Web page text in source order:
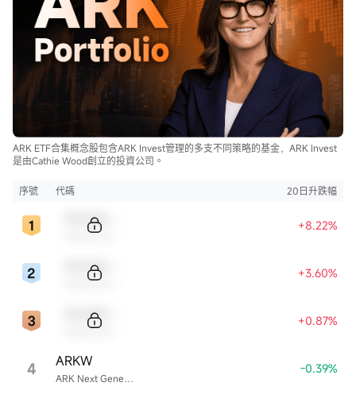
ARK ETF合集概念股包含ARK Invest管理的多支不同策略的基金，ARK Invest
是由Cathie Wood創立的投資公司。
序號 代碼 20日升跌幅
+8.22%
+3.60%
+0.87%
4 ARK Next Generation Internet ETF
ARKW -0.39%